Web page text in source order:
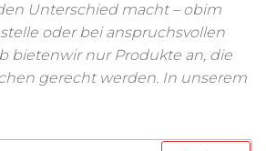
Unterschied macht – obim
oder bei anspruchsvollen
bietenwir nur Produkte an, die
gerecht werden. In unserem